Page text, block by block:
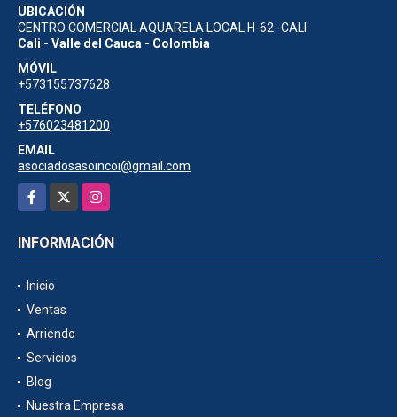
UBICACIÓN
CENTRO COMERCIAL AQUARELA LOCAL H-62 -CALI
Cali - Valle del Cauca - Colombia
MÓVIL
+573155737628
TELÉFONO
+576023481200
EMAIL
asociadosasoincoi@gmail.com
Facebook
Instagram
INFORMACIÓN
Inicio
Ventas
Arriendo
Servicios
Blog
Nuestra Empresa